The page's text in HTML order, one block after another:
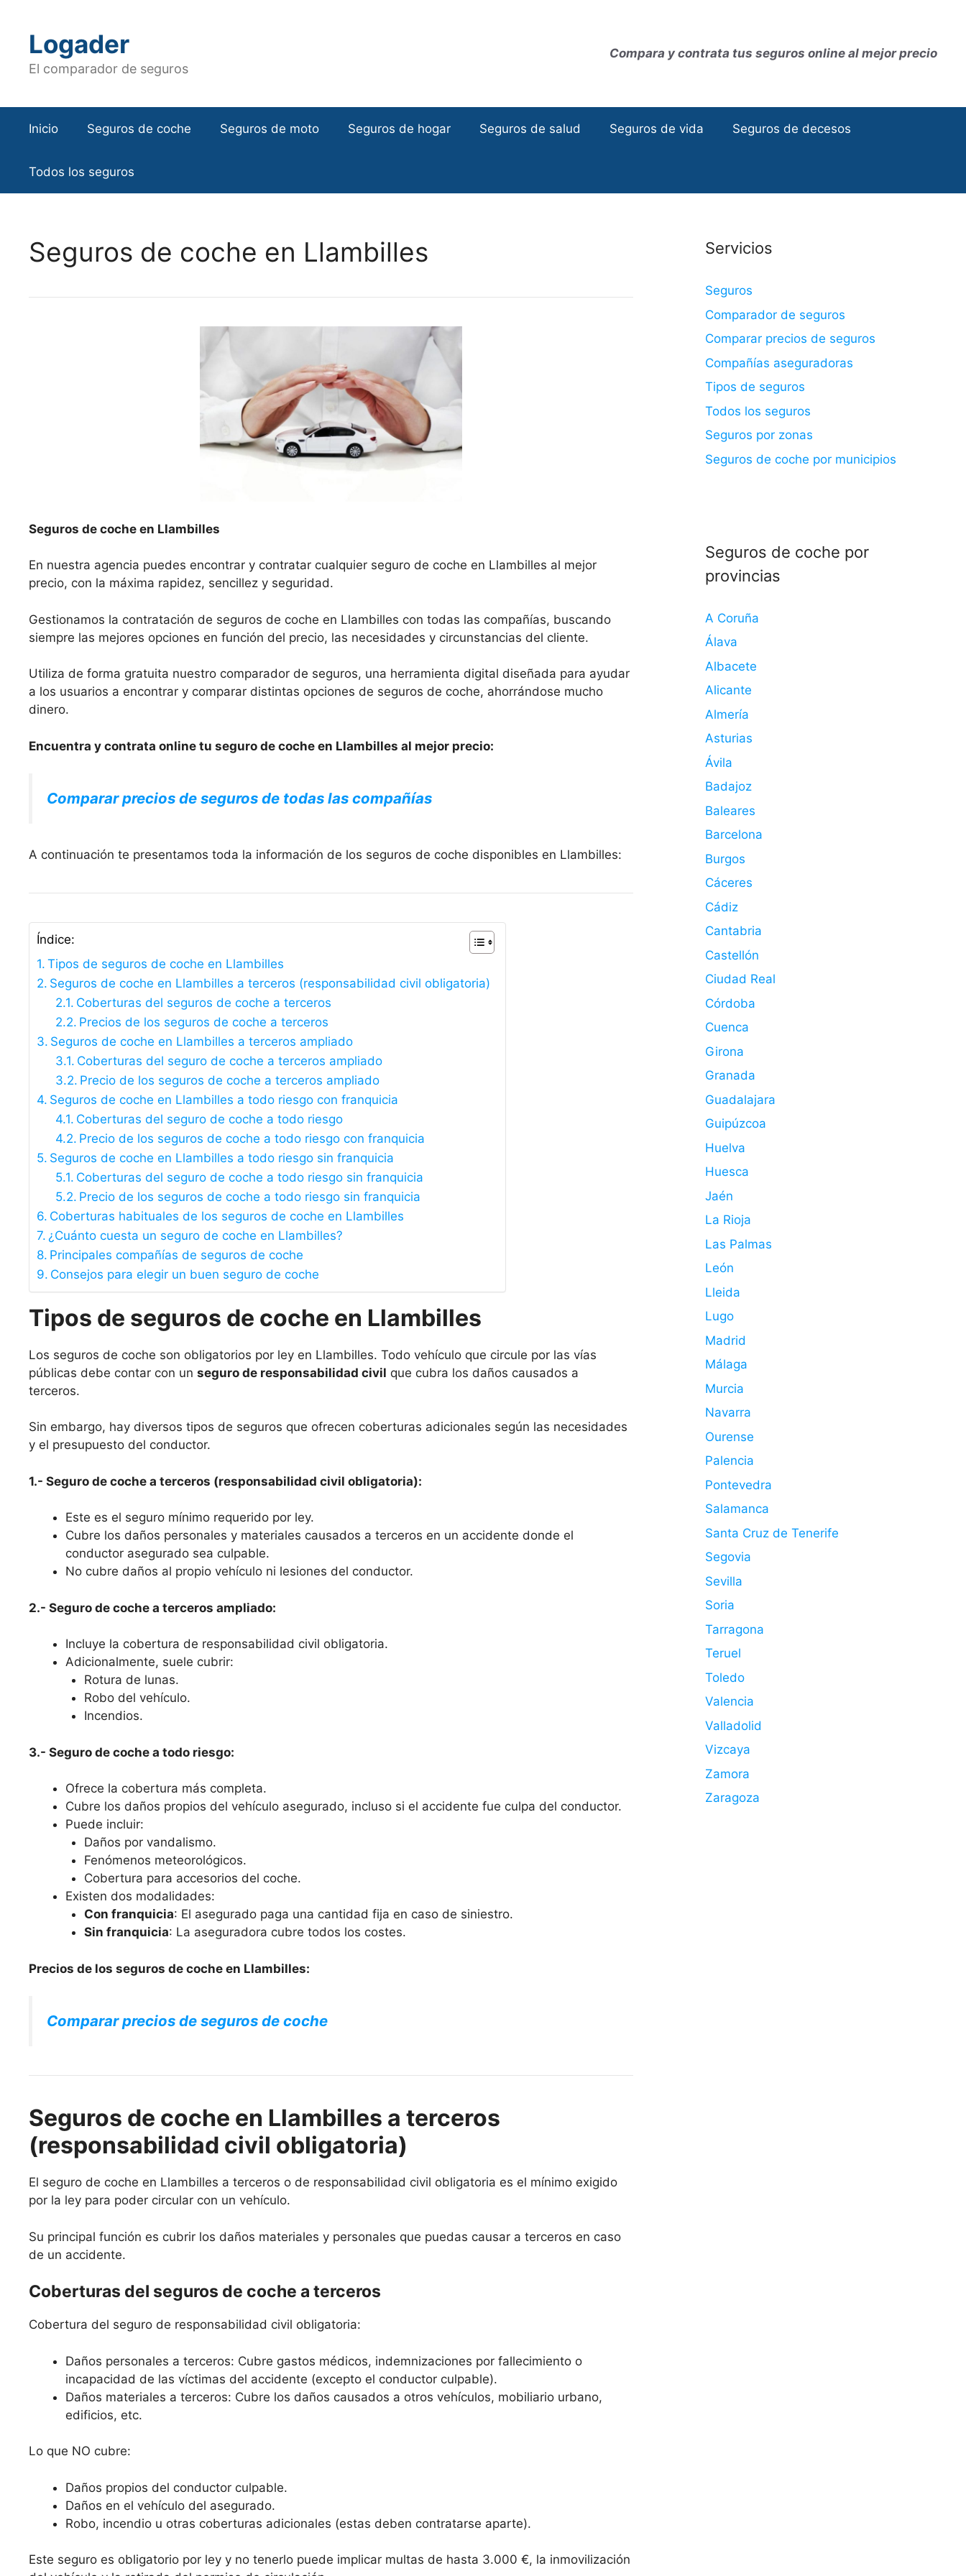
contenidoLogader
El comparador de seguros
Compara y contrata tus seguros online al mejor precio
Inicio Seguros de coche Seguros de moto Seguros de hogar Seguros de salud Seguros de vida Seguros de decesos
Todos los seguros
Seguros de coche en Llambilles
Seguros de coche en Llambilles
En nuestra agencia puedes encontrar y contratar cualquier seguro de coche en Llambilles al mejor
precio, con la máxima rapidez, sencillez y seguridad.
Gestionamos la contratación de seguros de coche en Llambilles con todas las compañías, buscando
siempre las mejores opciones en función del precio, las necesidades y circunstancias del cliente.
Utiliza de forma gratuita nuestro comparador de seguros, una herramienta digital diseñada para ayudar
a los usuarios a encontrar y comparar distintas opciones de seguros de coche, ahorrándose mucho
dinero.
Encuentra y contrata online tu seguro de coche en Llambilles al mejor precio:
Comparar precios de seguros de todas las compañías
A continuación te presentamos toda la información de los seguros de coche disponibles en Llambilles:
Índice:
Tipos de seguros de coche en Llambilles
Seguros de coche en Llambilles a terceros (responsabilidad civil obligatoria)
Coberturas del seguros de coche a terceros
Precios de los seguros de coche a terceros
Seguros de coche en Llambilles a terceros ampliado
Coberturas del seguro de coche a terceros ampliado
Precio de los seguros de coche a terceros ampliado
Seguros de coche en Llambilles a todo riesgo con franquicia
Coberturas del seguro de coche a todo riesgo
Precio de los seguros de coche a todo riesgo con franquicia
Seguros de coche en Llambilles a todo riesgo sin franquicia
Coberturas del seguro de coche a todo riesgo sin franquicia
Precio de los seguros de coche a todo riesgo sin franquicia
Coberturas habituales de los seguros de coche en Llambilles
¿Cuánto cuesta un seguro de coche en Llambilles?
Principales compañías de seguros de coche
Consejos para elegir un buen seguro de coche
Tipos de seguros de coche en Llambilles
Los seguros de coche son obligatorios por ley en Llambilles. Todo vehículo que circule por las vías
públicas debe contar con un seguro de responsabilidad civil que cubra los daños causados a
terceros.
Sin embargo, hay diversos tipos de seguros que ofrecen coberturas adicionales según las necesidades
y el presupuesto del conductor.
1.- Seguro de coche a terceros (responsabilidad civil obligatoria):
Este es el seguro mínimo requerido por ley.
Cubre los daños personales y materiales causados a terceros en un accidente donde el
conductor asegurado sea culpable.
No cubre daños al propio vehículo ni lesiones del conductor.
2.- Seguro de coche a terceros ampliado:
Incluye la cobertura de responsabilidad civil obligatoria.
Adicionalmente, suele cubrir:
Rotura de lunas.
Robo del vehículo.
Incendios.
3.- Seguro de coche a todo riesgo:
Ofrece la cobertura más completa.
Cubre los daños propios del vehículo asegurado, incluso si el accidente fue culpa del conductor.
Puede incluir:
Daños por vandalismo.
Fenómenos meteorológicos.
Cobertura para accesorios del coche.
Existen dos modalidades:
Con franquicia: El asegurado paga una cantidad fija en caso de siniestro.
Sin franquicia: La aseguradora cubre todos los costes.
Precios de los seguros de coche en Llambilles:
Comparar precios de seguros de coche
Seguros de coche en Llambilles a terceros
(responsabilidad civil obligatoria)
El seguro de coche en Llambilles a terceros o de responsabilidad civil obligatoria es el mínimo exigido
por la ley para poder circular con un vehículo.
Su principal función es cubrir los daños materiales y personales que puedas causar a terceros en caso
de un accidente.
Coberturas del seguros de coche a terceros
Cobertura del seguro de responsabilidad civil obligatoria:
Daños personales a terceros: Cubre gastos médicos, indemnizaciones por fallecimiento o
incapacidad de las víctimas del accidente (excepto el conductor culpable).
Daños materiales a terceros: Cubre los daños causados a otros vehículos, mobiliario urbano,
edificios, etc.
Lo que NO cubre:
Daños propios del conductor culpable.
Daños en el vehículo del asegurado.
Robo, incendio u otras coberturas adicionales (estas deben contratarse aparte).
Este seguro es obligatorio por ley y no tenerlo puede implicar multas de hasta 3.000 €, la inmovilización
Servicios
Seguros
Comparador de seguros
Comparar precios de seguros
Compañías aseguradoras
Tipos de seguros
Todos los seguros
Seguros por zonas
Seguros de coche por municipios
Seguros de coche por
provincias
A Coruña
Álava
Albacete
Alicante
Almería
Asturias
Ávila
Badajoz
Baleares
Barcelona
Burgos
Cáceres
Cádiz
Cantabria
Castellón
Ciudad Real
Córdoba
Cuenca
Girona
Granada
Guadalajara
Guipúzcoa
Huelva
Huesca
Jaén
La Rioja
Las Palmas
León
Lleida
Lugo
Madrid
Málaga
Murcia
Navarra
Ourense
Palencia
Pontevedra
Salamanca
Santa Cruz de Tenerife
Segovia
Sevilla
Soria
Tarragona
Teruel
Toledo
Valencia
Valladolid
Vizcaya
Zamora
Zaragoza